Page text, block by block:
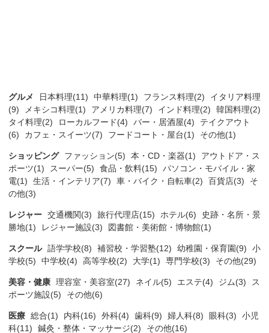
グルメ 日本料理(11) 中華料理(1) フランス料理(2)
イタリア料理
(9)
メキシコ料理(1) アメリカ料理(7) インド料理(2)
韓国料理(2)
タイ料理(2)
ローカルフード(4) バー・居酒屋(4)
テイクアウト
(6)
カフェ・スイーツ(7) フードコート・屋台(1) その他(1)
ショッピング ファッション(5) 本・CD・楽器(1)
アウトドア・ス
ポーツ(1)
スーパー(5) 食品・飲料(15)
パソコン・モバイル・家
電(1)
生活・インテリア(7) 車・バイク・自転車(2) 百貨店(3)
そ
の他(3)
レジャー 交通機関(3) 旅行代理店(15) ホテル(6)
史跡・名所・景
勝地(1)
レジャー施設(3) 図書館・美術館・博物館(1)
スクール 語学学校(8) 補習校・学習塾(12) 幼稚園・保育園(9)
小
学校(5)
中学校(4) 高等学校(2) 大学(1) 専門学校(3) その他(29)
美容・健康 理容室・美容室(27) ネイル(5) エステ(4) ジム(3)
ス
ポーツ施設(5)
その他(6)
医療 総合(1) 内科(16) 外科(4) 歯科(9) 婦人科(8) 眼科(3)
小児
科(11)
鍼灸・整体・マッサージ(2) その他(16)